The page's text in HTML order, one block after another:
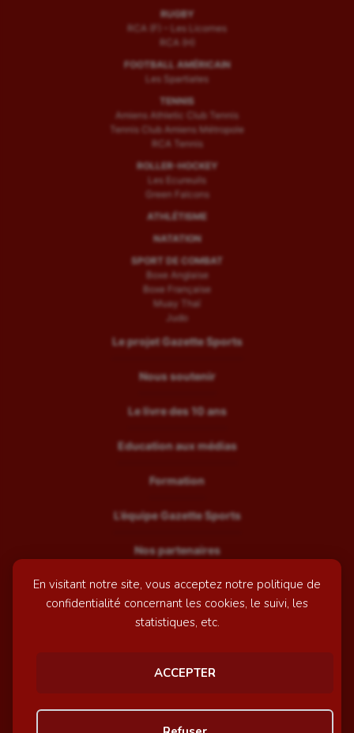
En visitant notre site, vous acceptez notre politique de
confidentialité concernant les cookies, le suivi, les
statistiques, etc.
ACCEPTER
RUGBY
RCA (F) – Les Licornes
RCA (H)
FOOTBALL AMÉRICAIN
Les Spartiates
TENNIS
Amiens Athletic Club Tennis
Tennis Club Amiens Métropole
RCA Tennis
ROLLER-HOCKEY
Les Ecureuils
Green Falcons
ATHLÉTISME
NATATION
SPORT DE COMBAT
Boxe Anglaise
Boxe Française
Muay Thaï
Judo
Le projet Gazette Sports
Nous soutenir
Le livre des 10 ans
Education aux médias
Formation
L’équipe Gazette Sports
Nos partenaires
Recrutement
Mentions légales
© GazetteSports - 2026 | Site internet réalisé par